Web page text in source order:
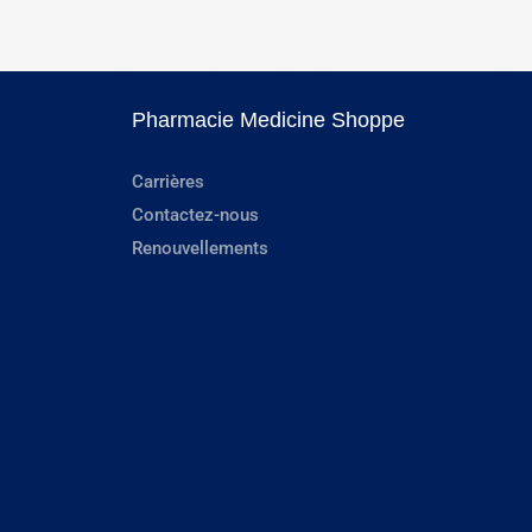
Pharmacie Medicine Shoppe
Carrières
Contactez-nous
Renouvellements